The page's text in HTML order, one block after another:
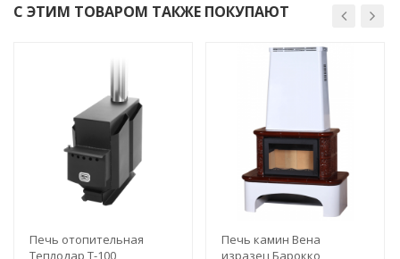
С ЭТИМ ТОВАРОМ ТАКЖЕ ПОКУПАЮТ
Печь отопительная
Теплодар Т-100
Печь камин Вена
изразец Барокко